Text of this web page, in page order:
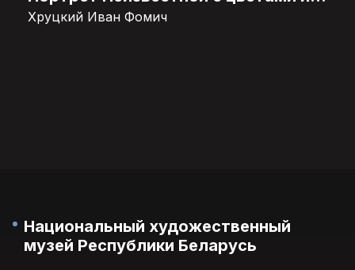
Хруцкий Иван Фомич
Национальный художественный
музей Республики Беларусь